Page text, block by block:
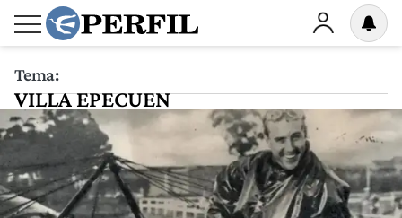
Tema:
VILLA EPECUEN